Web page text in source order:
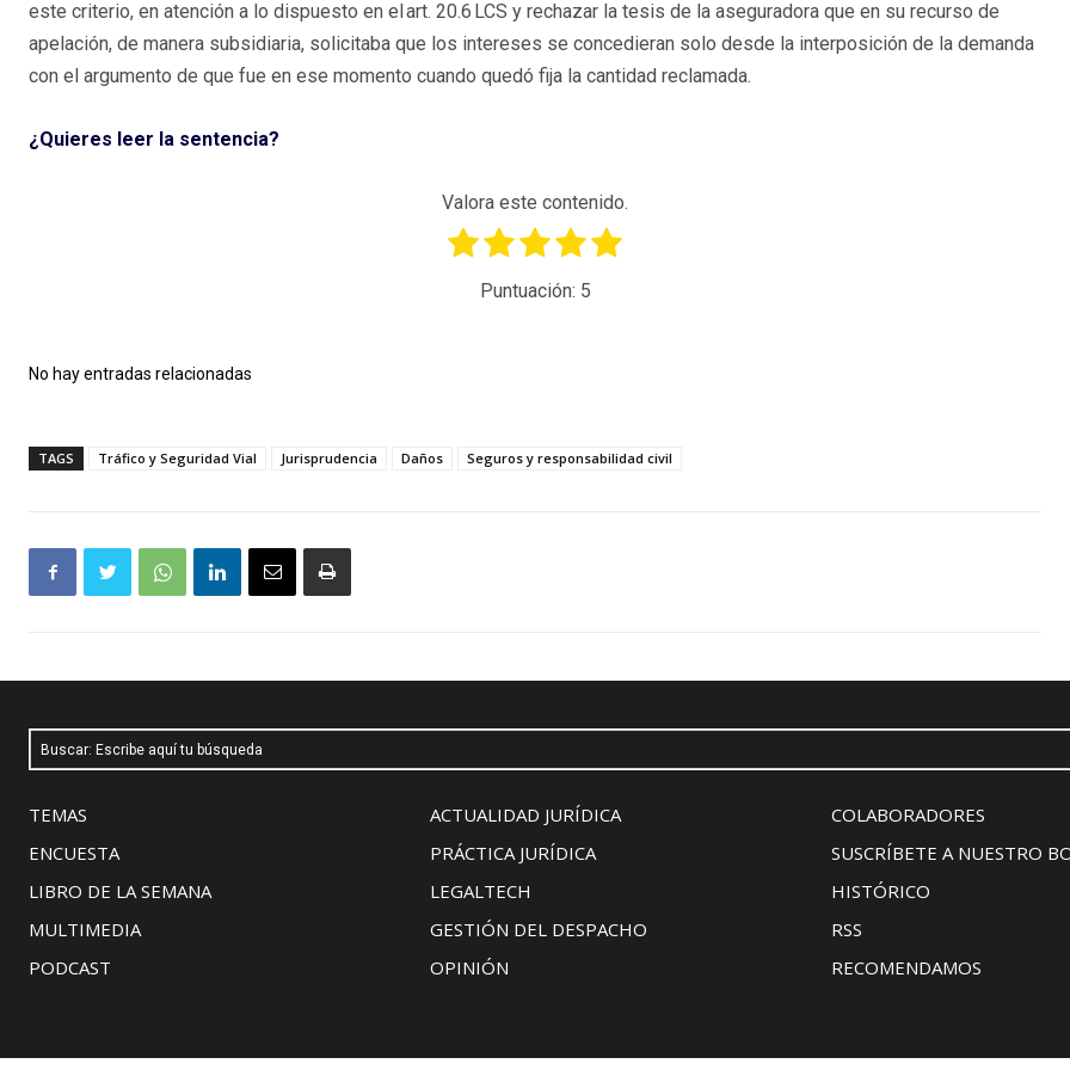
este criterio, en atención a lo dispuesto en el art. 20.6 LCS y rechazar la tesis de la aseguradora que en su recurso de
apelación, de manera subsidiaria, solicitaba que los intereses se concedieran solo desde la interposición de la demanda
con el argumento de que fue en ese momento cuando quedó fija la cantidad reclamada.
¿Quieres leer la sentencia?
Valora este contenido.
Puntuación: 5
No hay entradas relacionadas
TAGS Tráfico y Seguridad Vial Jurisprudencia Daños Seguros y responsabilidad civil
Buscar: Escribe aquí tu búsqueda
TEMAS
ENCUESTA
LIBRO DE LA SEMANA
MULTIMEDIA
PODCAST
ACTUALIDAD JURÍDICA
PRÁCTICA JURÍDICA
LEGALTECH
GESTIÓN DEL DESPACHO
OPINIÓN
COLABORADORES
SUSCRÍBETE A NUESTRO
HISTÓRICO
RSS
RECOMENDAMOS